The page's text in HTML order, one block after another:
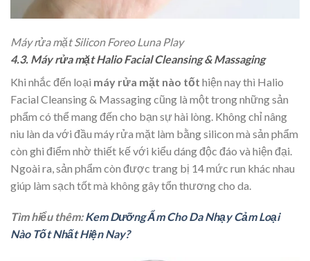
Máy rửa mặt Silicon Foreo Luna Play
4.3. Máy rửa mặt Halio Facial Cleansing & Massaging
Khi nhắc đến loại máy rửa mặt nào tốt hiện nay thì Halio
Facial Cleansing & Massaging cũng là một trong những sản
phẩm có thể mang đến cho bạn sự hài lòng. Không chỉ nâng
niu làn da với đầu máy rửa mặt làm bằng silicon mà sản phẩm
còn ghi điểm nhờ thiết kế với kiểu dáng độc đáo và hiện đại.
Ngoài ra, sản phẩm còn được trang bị 14 mức run khác nhau
giúp làm sạch tốt mà không gây tổn thương cho da.
Tìm hiểu thêm:Kem Dưỡng Ẩm Cho Da Nhạy Cảm Loại
Nào Tốt Nhất Hiện Nay?